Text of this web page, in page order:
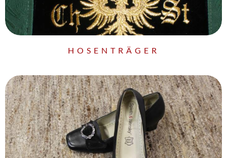
HOSENTRÄGER